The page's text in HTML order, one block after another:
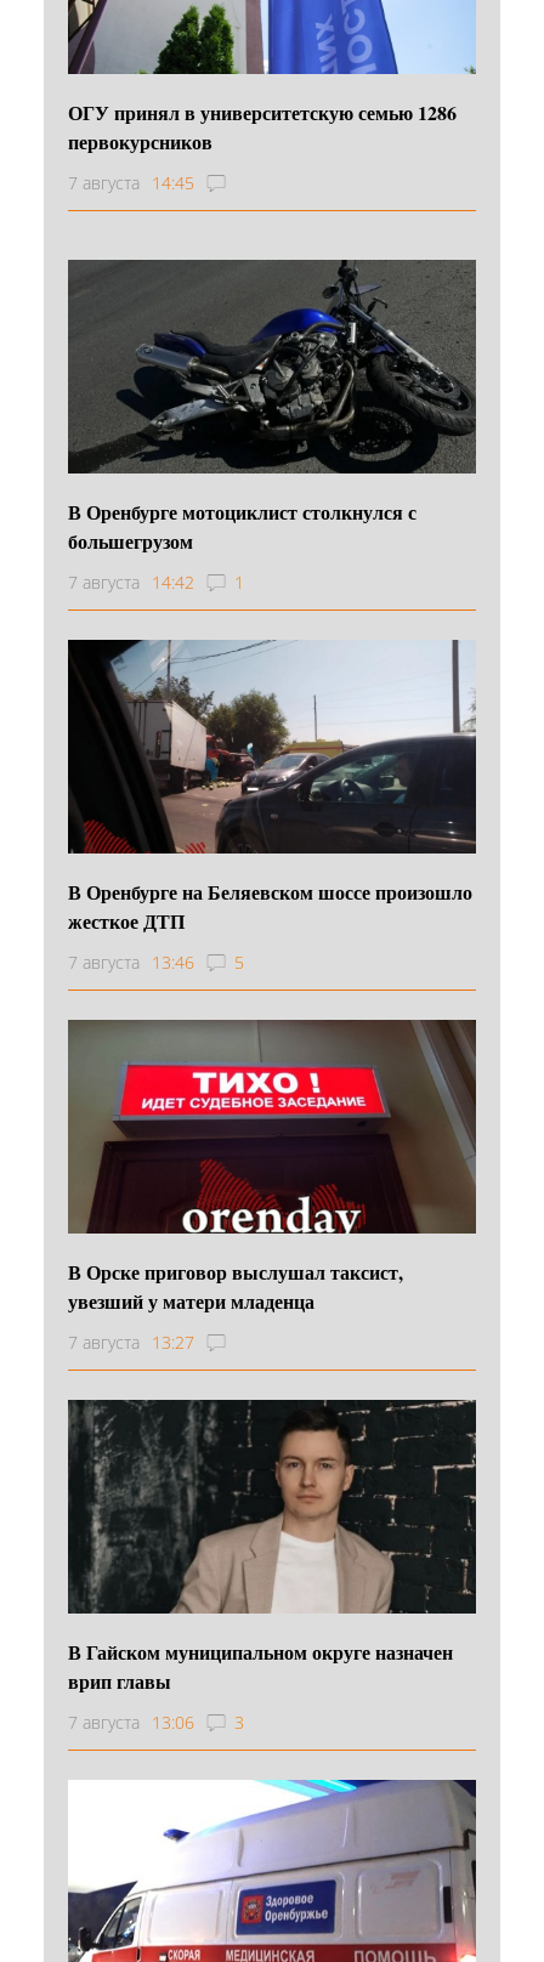
ОГУ принял в университетскую семью 1286
первокурсников
7 августа 14:45
В Оренбурге мотоциклист столкнулся с
большегрузом
7 августа 14:42 1
В Оренбурге на Беляевском шоссе произошло
жесткое ДТП
7 августа 13:46 5
В Орске приговор выслушал таксист,
увезший у матери младенца
7 августа 13:27
В Гайском муниципальном округе назначен
врип главы
7 августа 13:06 3